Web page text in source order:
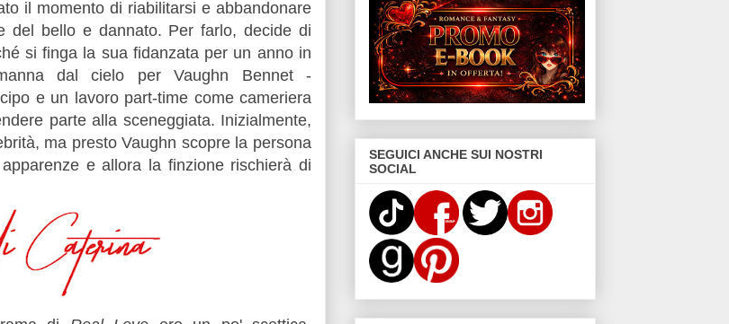
il momento di riabilitarsi e abbandonare
del bello e dannato. Per farlo, decide di
si finga la sua fidanzata per un anno in
dal cielo per Vaughn Bennet -
e un lavoro part-time come cameriera
parte alla sceneggiata. Inizialmente,
ma presto Vaughn scopre la persona
e allora la finzione rischierà di
SEGUICI ANCHE SUI NOSTRI
SOCIAL